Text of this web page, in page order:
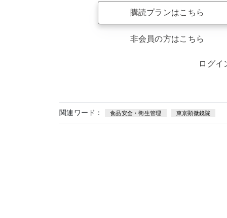
購読プランはこちら
非会員の方はこちら
ログイ
関連ワード： 食品安全・衛生管理 東京顕微鏡院